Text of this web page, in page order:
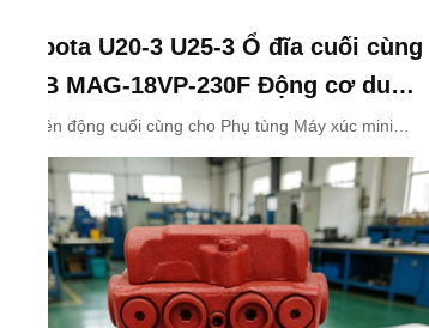
Kubota U20-3 U25-3 Ổ đĩa cuối cùng
KYB MAG-18VP-230F Động cơ du
lịch OEM B0240-18076 RB511-61290
RB559-61290 RC157-78000 cho các
bộ phận máy xúc mini
Truyền động cuối cùng cho Phụ tùng Máy xúc mini
chuyển B0240-18076 RB511-61290 RB559-61290
RC157-78000